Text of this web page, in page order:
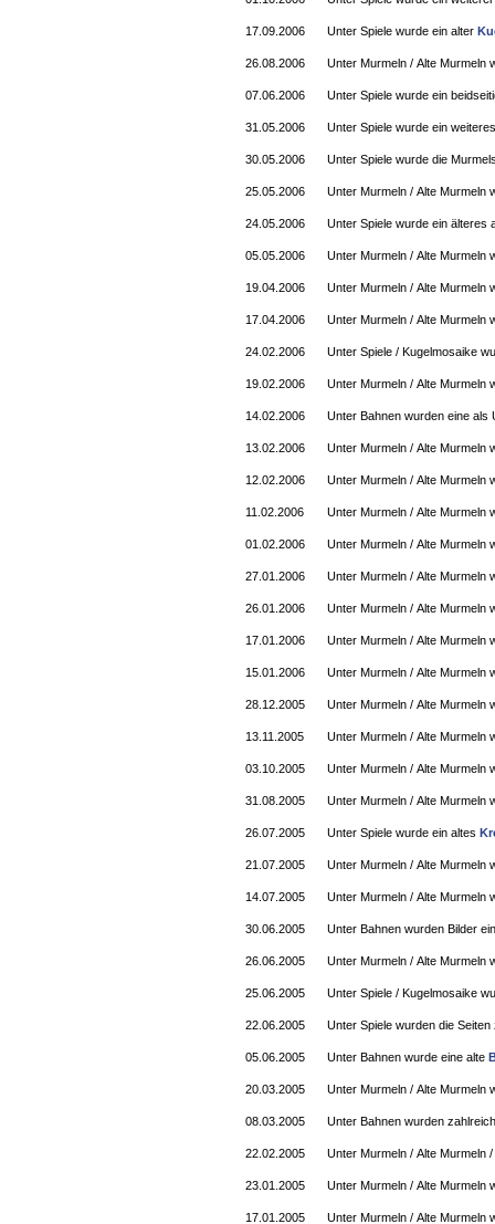
17.09.2006 Unter Spiele wurde ein alter
26.08.2006 Unter Murmeln / Alte Murmeln
07.06.2006 Unter Spiele wurde ein
31.05.2006 Unter Spiele wurde ein
30.05.2006 Unter Spiele wurde die
25.05.2006 Unter Murmeln / Alte Murmeln
24.05.2006 Unter Spiele wurde ein
05.05.2006 Unter Murmeln / Alte Murmeln
19.04.2006 Unter Murmeln / Alte Murmeln
17.04.2006 Unter Murmeln / Alte Murmeln
24.02.2006 Unter Spiele / Kugelmosaike
19.02.2006 Unter Murmeln / Alte Murmeln
14.02.2006 Unter Bahnen wurden eine als
13.02.2006 Unter Murmeln / Alte Murmeln
12.02.2006 Unter Murmeln / Alte Murmeln
11.02.2006 Unter Murmeln / Alte Murmeln
01.02.2006 Unter Murmeln / Alte Murmeln
27.01.2006 Unter Murmeln / Alte Murmeln
26.01.2006 Unter Murmeln / Alte Murmeln
17.01.2006 Unter Murmeln / Alte Murmeln
15.01.2006 Unter Murmeln / Alte Murmeln
28.12.2005 Unter Murmeln / Alte Murmeln
13.11.2005 Unter Murmeln / Alte Murmeln
03.10.2005 Unter Murmeln / Alte Murmeln
31.08.2005 Unter Murmeln / Alte Murmeln
26.07.2005 Unter Spiele wurde ein altes
21.07.2005 Unter Murmeln / Alte Murmeln
14.07.2005 Unter Murmeln / Alte Murmeln
30.06.2005 Unter Bahnen wurden Bilder
26.06.2005 Unter Murmeln / Alte Murmeln
25.06.2005 Unter Spiele / Kugelmosaike
22.06.2005 Unter Spiele wurden die
05.06.2005 Unter Bahnen wurde eine alte
20.03.2005 Unter Murmeln / Alte Murmeln
08.03.2005 Unter Bahnen wurden
22.02.2005 Unter Murmeln / Alte Murmeln
23.01.2005 Unter Murmeln / Alte Murmeln
17.01.2005 Unter Murmeln / Alte Murmeln